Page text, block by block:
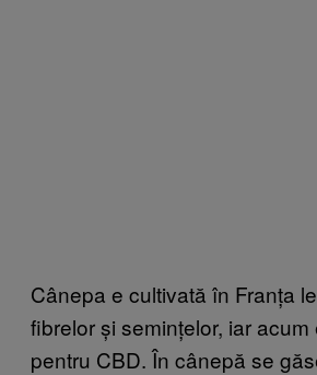
Cânepa e cultivată în Franța
fibrelor și semințelor, iar acum
pentru CBD. În cânepă se